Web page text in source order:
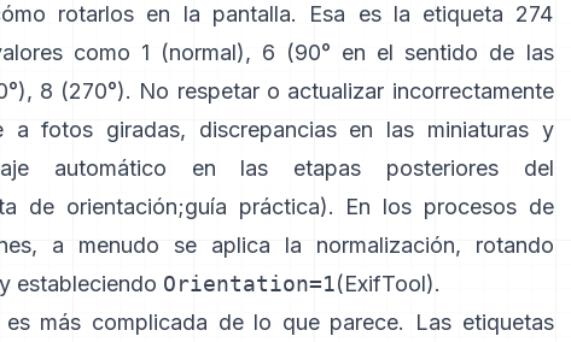
rotarlos en la pantalla. Esa es la etiqueta 274
como 1 (normal), 6 (90° en el sentido de las
8 (270°). No respetar o actualizar incorrectamente
a fotos giradas, discrepancias en las miniaturas y
automático en las etapas posteriores del
de orientación;guía práctica). En los procesos de
a menudo se aplica la normalización, rotando
estableciendo Orientation=1(ExifTool).
más complicada de lo que parece. Las etiquetas